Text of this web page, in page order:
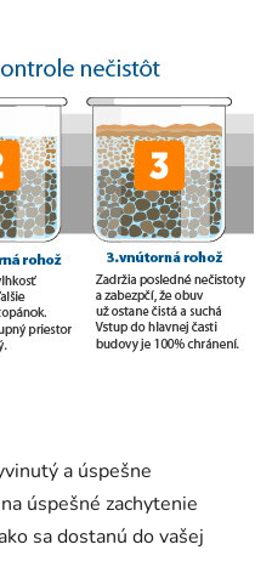
a úspešne
úspešné zachytenie
sa dostanú do vašej